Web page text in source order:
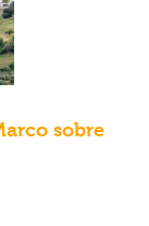
sobre